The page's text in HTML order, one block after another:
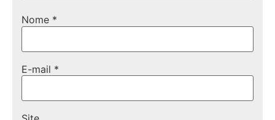
Nome *
E-mail *